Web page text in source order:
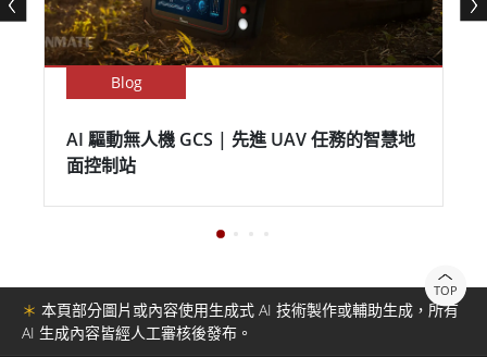
Blog
AI 驅動無人機 GCS | 先進 UAV 任務的智慧地
面控制站
TOP
＊ 本頁部分圖片或內容使用生成式 AI 技術製作或輔助生成，所有
AI 生成內容皆經人工審核後發布。